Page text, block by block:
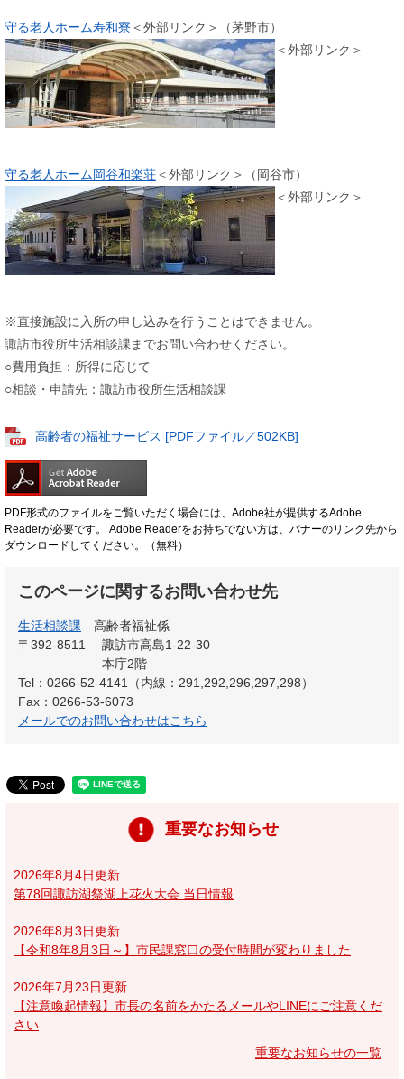
守る老人ホーム寿和寮 ＜外部リンク＞
（茅野市）
＜外部リンク＞
守る老人ホーム岡谷和楽荘＜外部リンク＞
（岡谷市）
＜外部リンク＞
※直接施設に入所の申し込みを行うことはできません。
諏訪市役所生活相談課までお問い合わせください。
○費用負担：所得に応じて
○相談・申請先：諏訪市役所生活相談課
高齢者の福祉サービス [PDFファイル／502KB]
PDF形式のファイルをご覧いただく場合には、Adobe社が提供するAdobe
Readerが必要です。
Adobe Readerをお持ちでない方は、バナーのリンク先から
ダウンロードしてください。（無料）
このページに関するお問い合わせ先
生活相談課
高齢者福祉係
〒392-8511
諏訪市高島1-22-30
本庁2階
Tel：0266-52-4141（内線：291,292,296,297,298）
Fax：0266-53-6073
メールでのお問い合わせはこちら
重要なお知らせ
2026年8月4日更新
第78回諏訪湖祭湖上花火大会 当日情報
2026年8月3日更新
【令和8年8月3日～】市民課窓口の受付時間が変わりました
2026年7月23日更新
【注意喚起情報】市長の名前をかたるメールやLINEにご注意くだ
さい
重要なお知らせの一覧